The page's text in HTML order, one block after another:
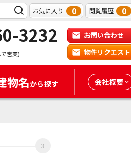
お気に入り 0 閲覧履歴 0
3232
営業)
お問い合わせ
物件リクエスト
物名から探す 会社概要